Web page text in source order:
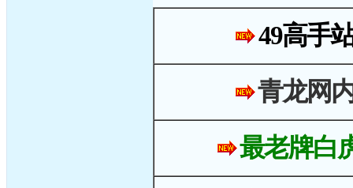
49高手
青龙网
最老牌白